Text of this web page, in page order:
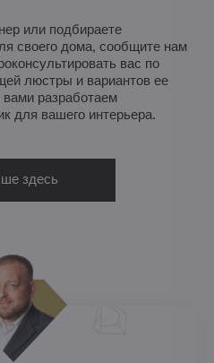
или подбираете
своего дома, сообщите нам
вас по
люстры и вариантов ее
разработаем
для вашего интерьера.
здесь